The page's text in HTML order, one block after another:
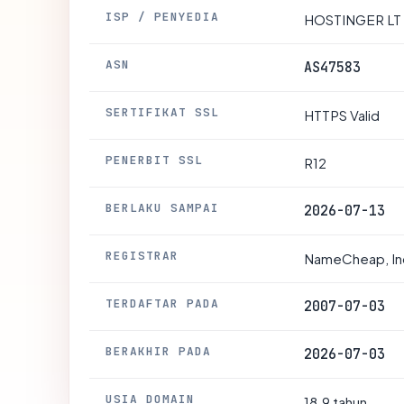
ISP / PENYEDIA HOSTINGER LT
ASN AS47583
SERTIFIKAT SSL HTTPS Valid
PENERBIT SSL R12
BERLAKU SAMPAI 2026-07-13
REGISTRAR NameCheap,
TERDAFTAR PADA 2007-07-03
BERAKHIR PADA 2026-07-03
USIA DOMAIN